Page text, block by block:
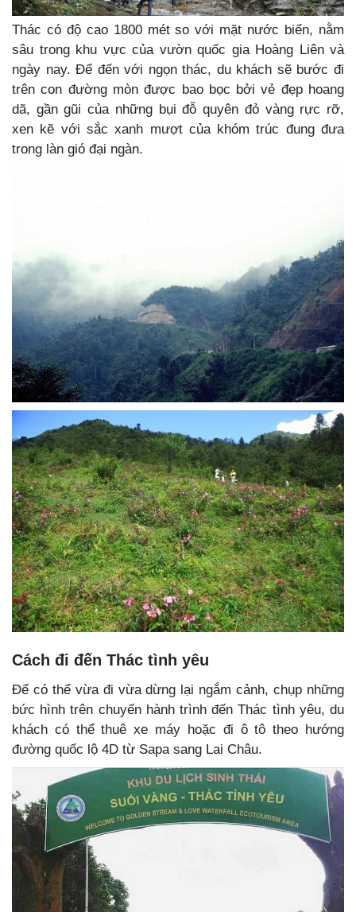
Thác có độ cao 1800 mét so với mặt nước biển, nằm
sâu trong khu vực của vườn quốc gia Hoàng Liên và
ngày nay. Để đến với ngọn thác, du khách sẽ bước đi
trên con đường mòn được bao bọc bởi vẻ đẹp hoang
dã, gần gũi của những bụi đỗ quyên đỏ vàng rực rỡ,
xen kẽ với sắc xanh mượt của khóm trúc đung đưa
trong làn gió đại ngàn.
Cách đi đến Thác tình yêu
Để có thể vừa đi vừa dừng lại ngắm cảnh, chụp những
bức hình trên chuyến hành trình đến Thác tình yêu, du
khách có thể thuê xe máy hoặc đi ô tô theo hướng
đường quốc lộ 4D từ Sapa sang Lai Châu.